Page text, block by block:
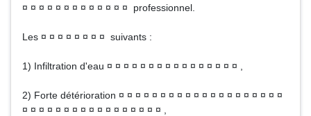
¤ ¤ ¤ ¤ ¤ ¤ ¤ ¤ ¤ ¤ ¤ ¤ ¤ professionnel.
Les ¤ ¤ ¤ ¤ ¤ ¤ ¤ ¤ suivants :
1) Infiltration d'eau ¤ ¤ ¤ ¤ ¤ ¤ ¤ ¤ ¤ ¤ ¤ ¤ ¤ ¤ ¤ ¤ ,
2) Forte détérioration ¤ ¤ ¤ ¤ ¤ ¤ ¤ ¤ ¤ ¤ ¤ ¤ ¤ ¤ ¤ ¤ ¤ ¤ ¤ ¤
¤ ¤ ¤ ¤ ¤ ¤ ¤ ¤ ¤ ¤ ¤ ¤ ¤ ¤ ¤ ¤ ¤ ,